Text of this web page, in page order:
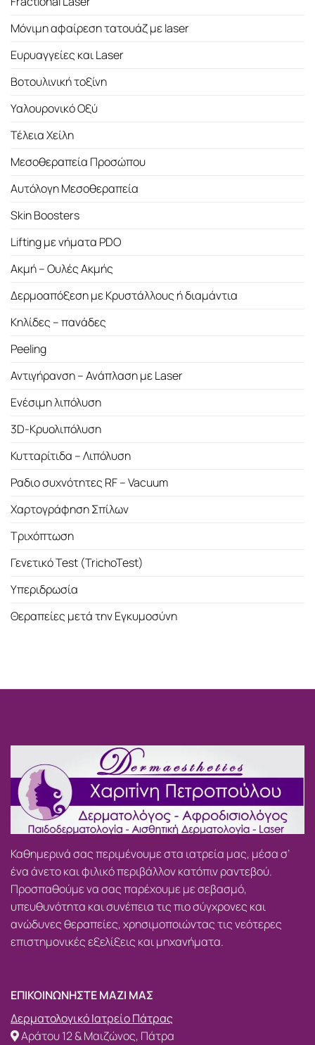
Μόνιμη αφαίρεση τατουάζ με laser
Ευρυαγγείες και Laser
Βοτουλινική τοξίνη
Υαλουρονικό Οξύ
Τέλεια Χείλη
Μεσοθεραπεία Προσώπου
Αυτόλογη Μεσοθεραπεία
Skin Boosters
Lifting με νήματα PDO
Ακμή – Ουλές Ακμής
Δερμοαπόξεση με Κρυστάλλους ή διαμάντια
Κηλίδες – πανάδες
Peeling
Αντιγήρανση – Ανάπλαση με Laser
Ενέσιμη λιπόλυση
3D-Κρυολιπόλυση
Κυτταρίτιδα – Λιπόλυση
Ραδιο συχνότητες RF – Vacuum
Χαρτογράφηση Σπίλων
Τριχόπτωση
Γενετικό Test (TrichoTest)
Υπεριδρωσία
Θεραπείες μετά την Εγκυμοσύνη
Καθημερινά σας περιμένουμε στα ιατρεία μας, μέσα σ’
ένα άνετο και φιλικό περιβάλλον κατόπιν ραντεβού.
Προσπαθούμε να σας παρέχουμε με σεβασμό,
υπευθυνότητα και συνέπεια τις πιο σύγχρονες και
ανώδυνες θεραπείες, χρησιμοποιώντας τις νεότερες
επιστημονικές εξελίξεις και μηχανήματα.
ΕΠΙΚΟΙΝΩΝΗΣΤΕ ΜΑΖΙ ΜΑΣ
Δερματολογικό Ιατρείο Πάτρας
Αράτου 12 & Μαιζώνος, Πάτρα